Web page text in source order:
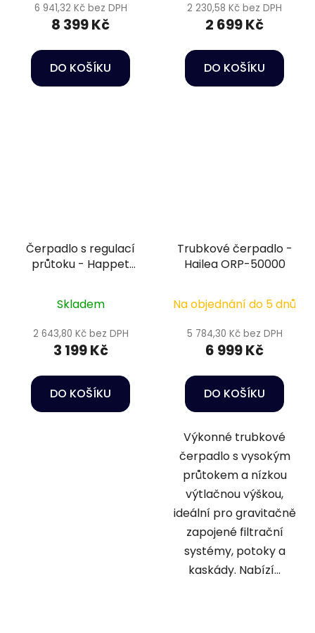
6 941,32 Kč bez DPH
8 399 Kč
DO KOŠÍKU
2 230,58 Kč bez DPH
2 699 Kč
DO KOŠÍKU
Čerpadlo s regulací
průtoku - Happet
Skladem
2 643,80 Kč bez DPH
3 199 Kč
DO KOŠÍKU
Trubkové čerpadlo -
Hailea ORP-50000
Na objednání do 5 dnů
5 784,30 Kč bez DPH
6 999 Kč
DO KOŠÍKU
Výkonné trubkové
čerpadlo s vysokým
průtokem a nízkou
výtlačnou výškou,
ideální pro gravitačně
zapojené filtrační
systémy, potoky a
kaskády. Nabízí...